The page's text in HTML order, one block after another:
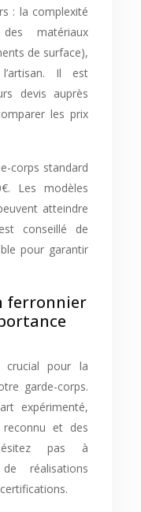
: la complexité
matériaux
de surface),
Il est
devis auprès
les prix
corps standard
Les modèles
atteindre
conseillé de
pour garantir
ferronnier
crucial pour la
garde-corps.
expérimenté,
et des
pas à
réalisations